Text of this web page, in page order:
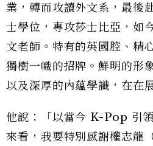
業，轉而攻讀外文系，最後
士學位，專攻莎士比亞，如
文老師。特有的英國腔、精
獨樹一幟的招牌。鮮明的形
以及深厚的內蘊學識，在在
他說：「以當今 K-Pop 引
來看，我要特別感謝權志